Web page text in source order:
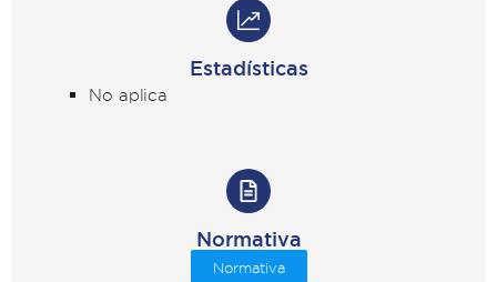
Estadísticas
No aplica
Normativa
Normativa